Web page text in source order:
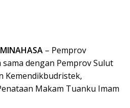
– Pemprov
dengan Pemprov Sulut
Kemendikbudristek,
Makam Tuanku Imam